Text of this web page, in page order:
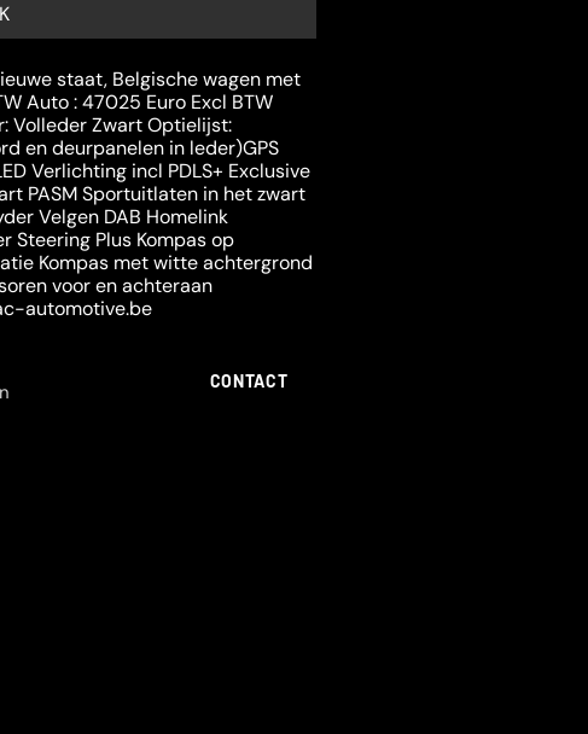
staat, Belgische wagen met
Auto : 47025 Euro Excl BTW
Volleder Zwart Optielijst:
en deurpanelen in leder)GPS
Verlichting incl PDLS+ Exclusive
PASM Sportuitlaten in het zwart
Velgen DAB Homelink
Steering Plus Kompas op
Kompas met witte achtergrond
voor en achteraan
automotive.be
CONTACT